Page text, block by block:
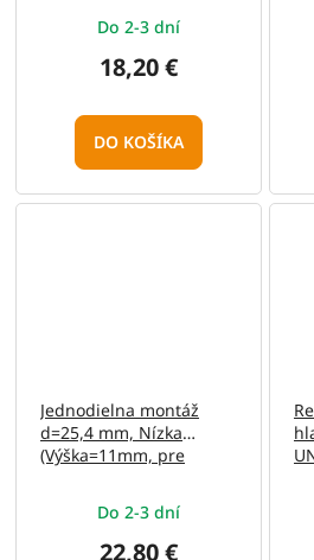
Do 2-3 dní
18,20 €
DO KOŠÍKA
Jednodielna montáž
d=25,4 mm, Nízka
(Výška=11mm, pre
Do 2-3 dní
22,80 €